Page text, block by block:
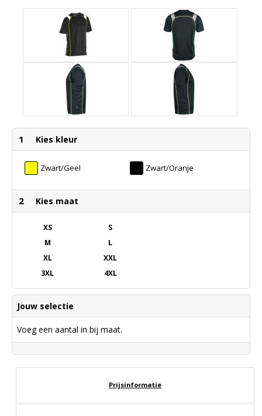
1 Kies kleur
Zwart/Geel Zwart/Oranje
2 Kies maat
XS
S
M
L
XL
XXL
3XL
4XL
Jouw selectie
Voeg een aantal in bij maat.
Prijsinformatie